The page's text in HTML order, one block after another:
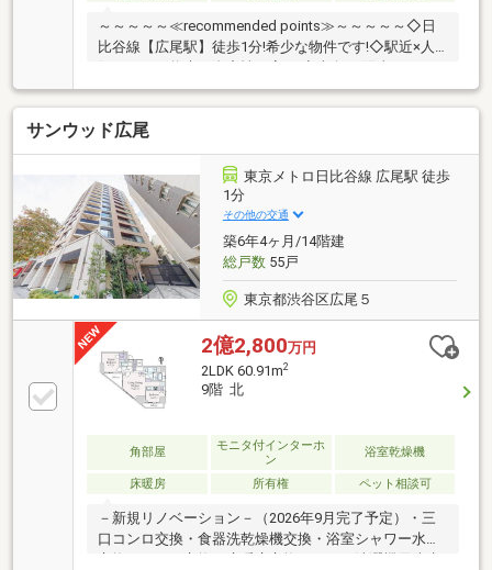
～～～～～≪recommended points≫～～～～～◇日
比谷線【広尾駅】徒歩1分!希少な物件です!◇駅近×人
気エリアで将来の資産性も高い!◇南向き!陽当たり・
通風が良いお部屋です!◇麻布ガーデンヒルズの隣!緑
が眼下に広がる!◇フルリフォーム履歴有!綺麗なまま
利用できます!◇ペット飼育可能！大切なペットと一緒
に生活!◇【広尾プラザ】まで3分!若者に大人気のエリ
アです!～～～～～～～～～～～～～～～～～～～～～
～◆頭金0円から購入可!長期低金利50年ローン!◆提携
銀行多数、住宅ローンご相談下さい!◆車でまとめてご
案内!自宅まで送迎も可!◆年中無休!即日対応させてい
ただきます!
サンウッド広尾
東京メトロ日比谷線 広尾駅 徒歩
1分
その他の交通
築6年4ヶ月/14階建
総戸数55戸
東京都渋谷区広尾５
2億2,800万円
2LDK 60.91m2
9階 北
角部屋
モニタ付インターホ
ン
浴室乾燥機
床暖房 所有権 ペット相談可
－新規リノベーション－（2026年9月完了予定）・三
口コンロ交換・食器洗乾燥機交換・浴室シャワー水栓
交換・トイレ交換・床暖房交換 ・洗濯機用防水